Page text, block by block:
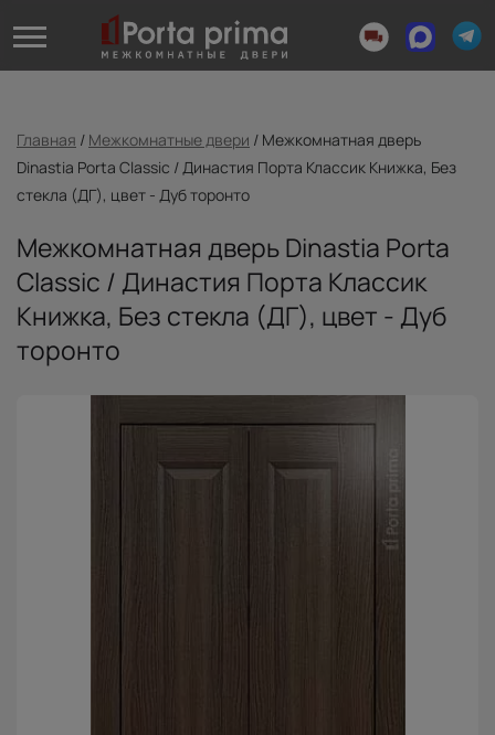
Главная / Межкомнатные двери / Межкомнатная дверь
Dinastia Porta Classic / Династия Порта Классик Книжка, Без
стекла (ДГ), цвет - Дуб торонто
Межкомнатная дверь Dinastia Porta
Classic / Династия Порта Классик
Книжка, Без стекла (ДГ), цвет - Дуб
торонто